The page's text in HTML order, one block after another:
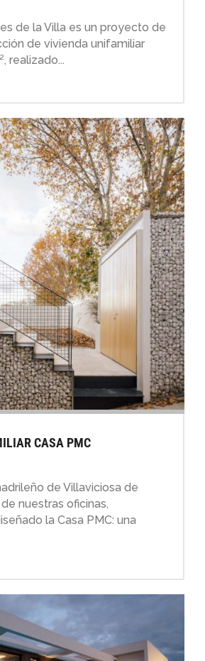
de la Villa es un proyecto de
de vivienda unifamiliar
realizado...
CASA PMC
de Villaviciosa de
nuestras oficinas,
la Casa PMC: una